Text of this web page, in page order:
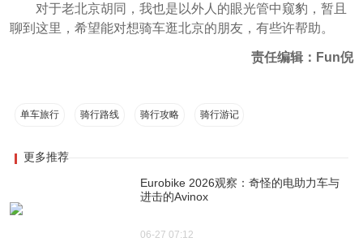
对于老北京胡同，我也是以外人的眼光管中窥豹，暂且
聊到这里，希望能对想骑车逛北京的朋友，有些许帮助。
责任编辑：Fun倪
单车旅行 骑行路线 骑行攻略 骑行游记
更多推荐
Eurobike 2026观察：奇怪的电助力车与
进击的Avinox
06-27 07:12